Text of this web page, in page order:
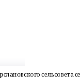
сельсовета